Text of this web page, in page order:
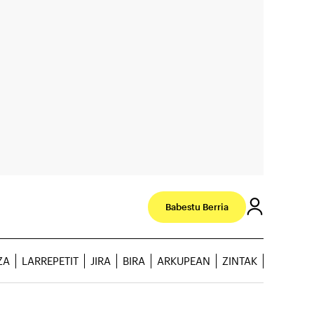
Babestu Berria
LARREPETIT JIRA BIRA ARKUPEAN ZINTAK